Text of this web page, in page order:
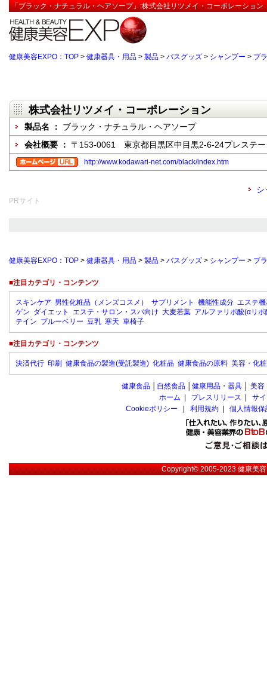
「ブラック・ナチュラル・ヘアソープ」:株式会社リツメイ・コーポレーション
健康美容EXPO：TOP > 健康器具・用品 > 製品 > バスグッズ > シャンプー > ブ
株式会社リツメイ・コーポレーション
製品名 ： ブラック・ナチュラル・ヘアソープ
会社概要 ： 〒153-0061 東京都目黒区中目黒2-6-24プレステ
http://www.kodawari-net.com/black/index.htm
シ
PRサイト
健康美容EXPO：TOP > 健康器具・用品 > 製品 > バスグッズ > シャンプー > ブ
■注目カテゴリ・コンテンツ
スキンケア 男性化粧品（メンズコスメ） サプリメント 機能性成分 エステ
ゲン ダイエット エステ・サロン・スパ向け 大麦若葉 アルファリポ酸(αリポ
テイン ブルーベリー 豆乳 寒天 車椅子
■注目カテゴリ・コンテンツ
決済代行 印刷 健康食品の製造(受託製造) 化粧品 健康食品の原料 美容・化
健康食品 自然食品 健康用品・器具 美容
ホーム
プレスリリース
サ
Cookieポリシー
利用規約 個人情報
Copyright© 2005-2023健康美